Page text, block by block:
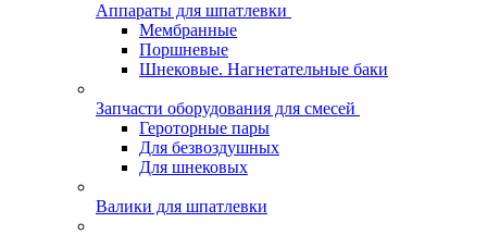
Аппараты для шпатлевки
Мембранные
Поршневые
Шнековые. Нагнетательные баки
Запчасти оборудования для смесей
Героторные пары
Для безвоздушных
Для шнековых
Валики для шпатлевки